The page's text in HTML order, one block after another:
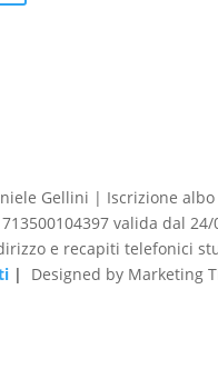
Gellini | Iscrizione
valida dal
e recapiti telefonici
| Designed by Marketing